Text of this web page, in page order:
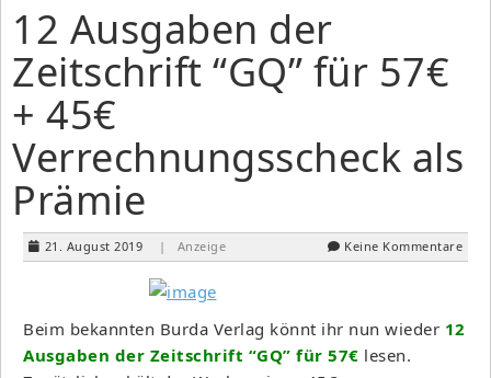
12 Ausgaben der
Zeitschrift “GQ” für 57€
+ 45€
Verrechnungsscheck als
Prämie
21. August 2019 | Anzeige Keine Kommentare
Beim bekannten Burda Verlag könnt ihr nun wieder 12
Ausgaben der Zeitschrift “GQ” für 57€ lesen.